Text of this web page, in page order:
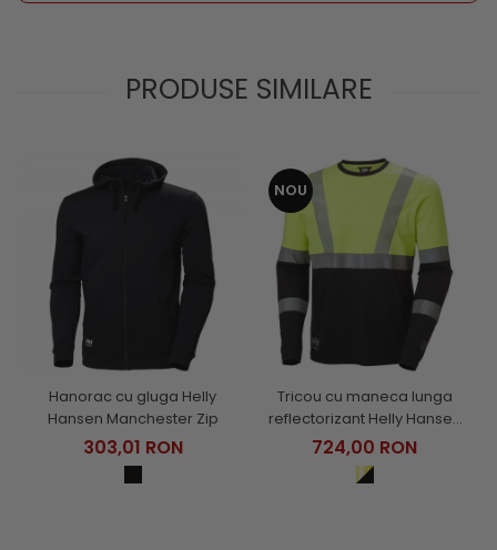
PRODUSE SIMILARE
Hanorac cu gluga Helly
Hansen Manchester Zip
303,01 RON
NOU
Tricou cu maneca lunga
reflectorizant Helly Hansen
Fyre Longsleeve CL1
724,00 RON